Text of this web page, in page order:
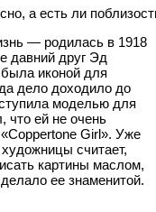
а есть ли
— родилась в 1918
давний друг Эд
иконой для
дело доходило до
моделью для
что ей не очень
Girl». Уже
считает,
картины маслом,
ее знаменитой.